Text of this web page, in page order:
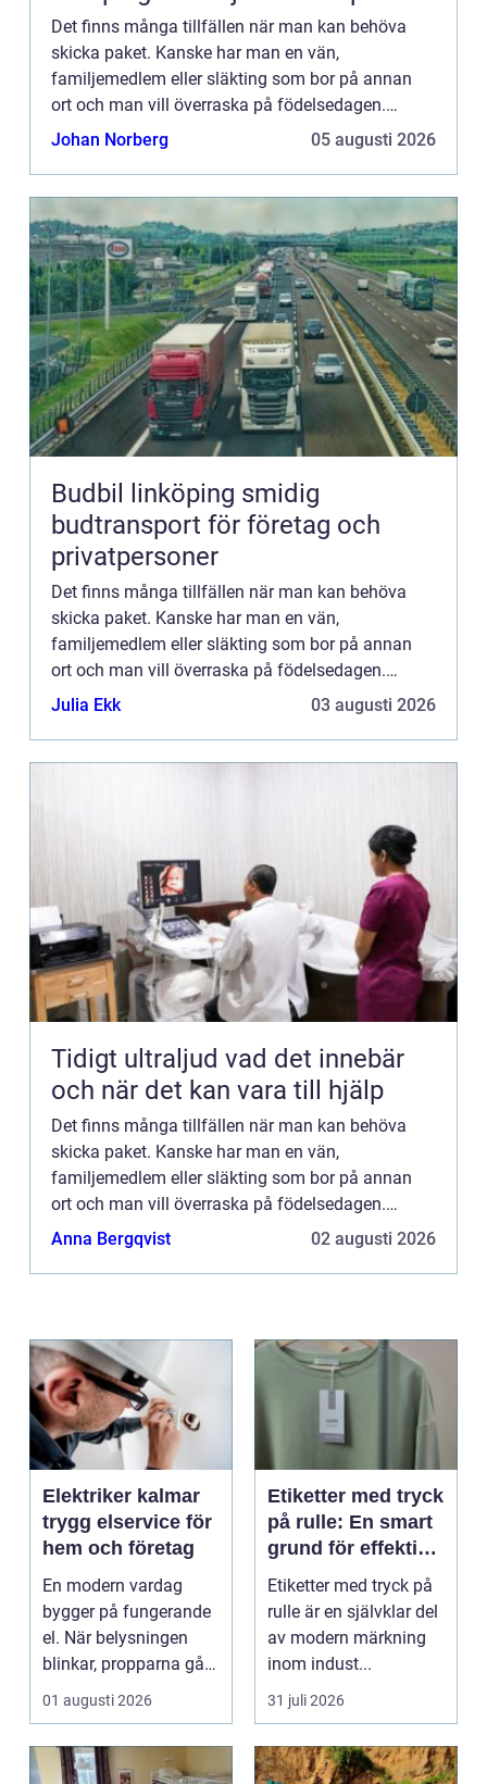
Det finns många tillfällen när man kan behöva
skicka paket. Kanske har man en vän,
familjemedlem eller släkting som bor på annan
ort och man vill överraska på födelsedagen.
Kanske har man ett f&oum...
Johan Norberg 05 augusti 2026
Budbil linköping smidig
budtransport för företag och
privatpersoner
Det finns många tillfällen när man kan behöva
skicka paket. Kanske har man en vän,
familjemedlem eller släkting som bor på annan
ort och man vill överraska på födelsedagen.
Kanske har man ett f&oum...
Julia Ekk 03 augusti 2026
Tidigt ultraljud vad det innebär
och när det kan vara till hjälp
Det finns många tillfällen när man kan behöva
skicka paket. Kanske har man en vän,
familjemedlem eller släkting som bor på annan
ort och man vill överraska på födelsedagen.
Kanske har man ett f&oum...
Anna Bergqvist 02 augusti 2026
Elektriker kalmar
trygg elservice för
hem och företag
En modern vardag
bygger på fungerande
el. När belysningen
blinkar, propparna går
eller en ny laddbox...
01 augusti 2026
Etiketter med tryck
på rulle: En smart
grund för effektiv
märkning
Etiketter med tryck på
rulle är en självklar del
av modern märkning
inom indust...
31 juli 2026